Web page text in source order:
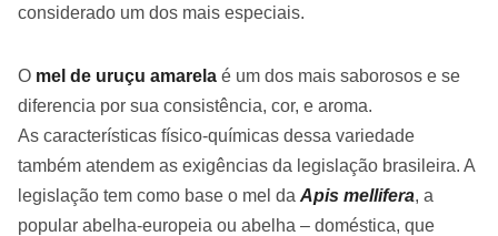
considerado um dos mais especiais.
O mel de uruçu amarela é um dos mais saborosos e se
diferencia por sua consistência, cor, e aroma.
As características físico-químicas dessa variedade
também atendem as exigências da legislação brasileira. A
legislação tem como base o mel da Apis mellifera, a
popular abelha-europeia ou abelha – doméstica, que